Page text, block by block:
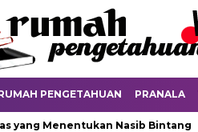
PENGETAHUAN PRANALA
Nasib Bintang